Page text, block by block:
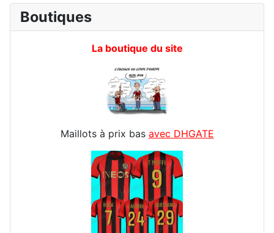
Boutiques
La boutique du site
Maillots à prix bas avec DHGATE